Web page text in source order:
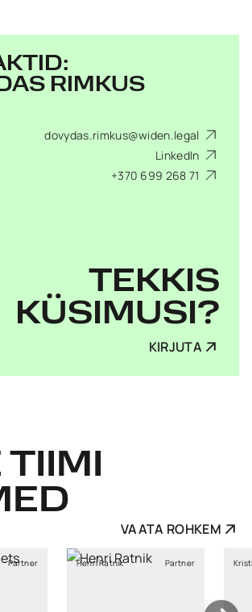
RIMKUS
dovydas.rimkus@widen.legal
LinkedIn
+370 699 268 71
TEKKIS
KÜSIMUSI?
KIRJUTA
TIIMI
VAATA ROHKEM
Henri Ratnik Partner Kristi Sild